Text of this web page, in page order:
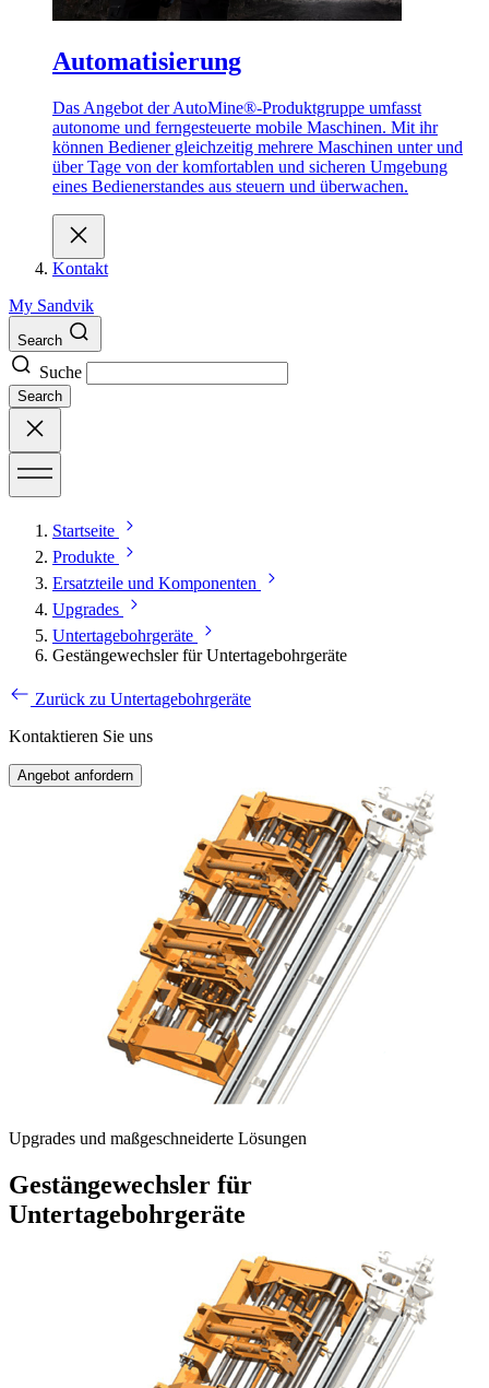
Automatisierung
Das Angebot der AutoMine®-Produktgruppe umfasst
autonome und ferngesteuerte mobile Maschinen. Mit ihr
können Bediener gleichzeitig mehrere Maschinen unter und
über Tage von der komfortablen und sicheren Umgebung
eines Bedienerstandes aus steuern und überwachen.
Kontakt
My Sandvik
Search
Suche
Search
Startseite
Produkte
Ersatzteile und Komponenten
Upgrades
Untertagebohrgeräte
Gestängewechsler für Untertagebohrgeräte
Zurück zu Untertagebohrgeräte
Kontaktieren Sie uns
Angebot anfordern
Upgrades und maßgeschneiderte Lösungen
Gestängewechsler für
Untertagebohrgeräte